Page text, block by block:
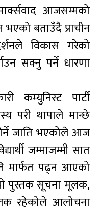
आजसम्मको
भएको बताउँदै प्राचीन
विकास गरेको
सक्नु पर्ने धारणा
कम्युनिस्ट पार्टी
परी थापाले मान्छे
जाति भएकोले आज
जम्माजम्मी सात
मार्फत पढ्न आएको
पुस्तक सूचना मूलक,
रहेकोले आलोचना